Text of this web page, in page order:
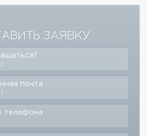
ЗАЯВКУ
почта
телефона